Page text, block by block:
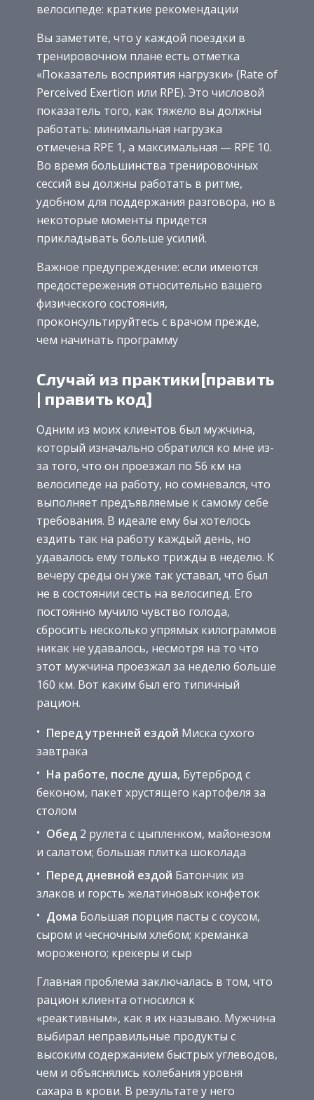
велосипеде: краткие рекомендации
Вы заметите, что у каждой поездки в
тренировочном плане есть отметка
«Показатель восприятия нагрузки» (Rate of
Perceived Exertion или RPE). Это числовой
показатель того, как тяжело вы должны
работать: минимальная нагрузка
отмечена RPE 1, а максимальная — RPE 10.
Во время большинства тренировочных
сессий вы должны работать в ритме,
удобном для поддержания разговора, но в
некоторые моменты придется
прикладывать больше усилий.
Важное предупреждение: если имеются
предостережения относительно вашего
физического состояния,
проконсультируйтесь с врачом прежде,
чем начинать программу
Случай из практики[править
| править код]
Одним из моих клиентов был мужчина,
который изначально обратился ко мне из-
за того, что он проезжал по 56 км на
велосипеде на работу, но сомневался, что
выполняет предъявляемые к самому себе
требования. В идеале ему бы хотелось
ездить так на работу каждый день, но
удавалось ему только трижды в неделю. К
вечеру среды он уже так уставал, что был
не в состоянии сесть на велосипед. Его
постоянно мучило чувство голода,
сбросить несколько упрямых килограммов
никак не удавалось, несмотря на то что
этот мужчина проезжал за неделю больше
160 км. Вот каким был его типичный
рацион.
Перед утренней ездой Миска сухого
завтрака
На работе, после душа, Бутерброд с
беконом, пакет хрустящего картофеля за
столом
Обед 2 рулета с цыпленком, майонезом
и салатом; большая плитка шоколада
Перед дневной ездой Батончик из
злаков и горсть желатиновых конфеток
Дома Большая порция пасты с соусом,
сыром и чесночным хлебом; креманка
мороженого; крекеры и сыр
Главная проблема заключалась в том, что
рацион клиента относился к
«реактивным», как я их называю. Мужчина
выбирал неправильные продукты с
высоким содержанием быстрых углеводов,
чем и объяснялись колебания уровня
сахара в крови. В результате у него